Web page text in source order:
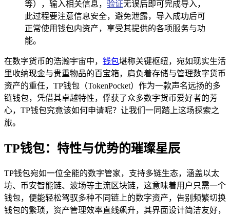
等），输入相关信息， 验证无误后即可完成导入，
此过程要注意信息安全，避免泄露，导入成功后可
正常使用钱包内资产，享受其提供的各项服务与功
能。
在数字货币的浩瀚宇宙中， 钱包堪称关键枢纽，宛如现实生活
里收纳现金与贵重物品的百宝箱，肩负着存储与管理数字货币
资产的重任，TP钱包（TokenPocket）作为一款声名远扬的多
链钱包，凭借其卓越特性，俘获了众多数字货币爱好者的芳
心，TP钱包究竟该如何申请呢？让我们一同踏上这场探索之
旅。
TP钱包：特性与优势的璀璨星辰
TP钱包宛如一位全能的数字管家，支持多链生态，涵盖以太
坊、币安智能链、波场等主流区块链，这意味着用户只需一个
钱包，便能轻松驾驭多种不同链上的数字资产，告别频繁切换
钱包的繁琐，资产管理效率直线飙升，其界面设计简洁友好，